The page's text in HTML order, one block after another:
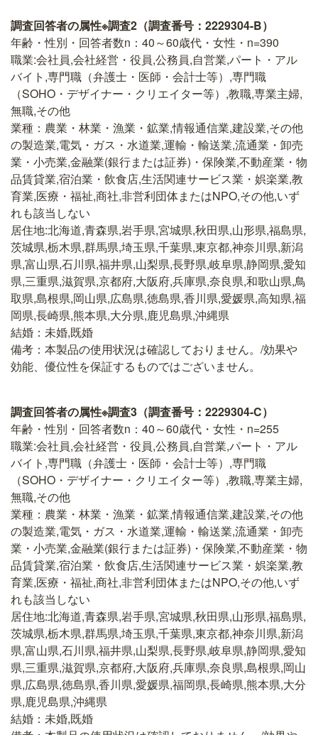
調査回答者の属性※調査2（調査番号：2229304-B）
年齢・性別・回答者数n：40～60歳代・女性・n=390
職業:会社員,会社経営・役員,公務員,自営業,パート・アル
バイト,専門職（弁護士・医師・会計士等）,専門職
（SOHO・デザイナー・クリエイター等）,教職,専業主婦,
無職,その他
業種：農業・林業・漁業・鉱業,情報通信業,建設業,その他
の製造業,電気・ガス・水道業,運輸・輸送業,流通業・卸売
業・小売業,金融業(銀行または証券)・保険業,不動産業・物
品賃貸業,宿泊業・飲食店,生活関連サービス業・娯楽業,教
育業,医療・福祉,商社,非営利団体またはNPO,その他,いず
れも該当しない
居住地:北海道,青森県,岩手県,宮城県,秋田県,山形県,福島県,
茨城県,栃木県,群馬県,埼玉県,千葉県,東京都,神奈川県,新潟
県,富山県,石川県,福井県,山梨県,長野県,岐阜県,静岡県,愛知
県,三重県,滋賀県,京都府,大阪府,兵庫県,奈良県,和歌山県,鳥
取県,島根県,岡山県,広島県,徳島県,香川県,愛媛県,高知県,福
岡県,長崎県,熊本県,大分県,鹿児島県,沖縄県
結婚：未婚,既婚
備考：本製品の使用状況は確認しておりません。/効果や
効能、優位性を保証するものではございません。
調査回答者の属性※調査3（調査番号：2229304-C）
年齢・性別・回答者数n：40～60歳代・女性・n=255
職業:会社員,会社経営・役員,公務員,自営業,パート・アル
バイト,専門職（弁護士・医師・会計士等）,専門職
（SOHO・デザイナー・クリエイター等）,教職,専業主婦,
無職,その他
業種：農業・林業・漁業・鉱業,情報通信業,建設業,その他
の製造業,電気・ガス・水道業,運輸・輸送業,流通業・卸売
業・小売業,金融業(銀行または証券)・保険業,不動産業・物
品賃貸業,宿泊業・飲食店,生活関連サービス業・娯楽業,教
育業,医療・福祉,商社,非営利団体またはNPO,その他,いず
れも該当しない
居住地:北海道,青森県,岩手県,宮城県,秋田県,山形県,福島県,
茨城県,栃木県,群馬県,埼玉県,千葉県,東京都,神奈川県,新潟
県,富山県,石川県,福井県,山梨県,長野県,岐阜県,静岡県,愛知
県,三重県,滋賀県,京都府,大阪府,兵庫県,奈良県,島根県,岡山
県,広島県,徳島県,香川県,愛媛県,福岡県,長崎県,熊本県,大分
県,鹿児島県,沖縄県
結婚：未婚,既婚